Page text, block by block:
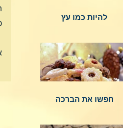
להיות כמו עץ
חפשו את הברכה